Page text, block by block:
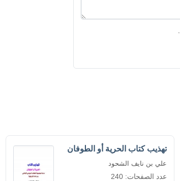
تهذيب كتاب الحرية أو الطوفان
علي بن نايف الشحود
عدد الصفحات: 240